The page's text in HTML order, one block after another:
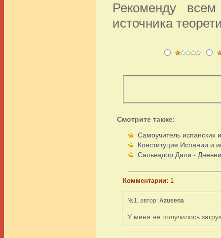
Рекоменду
источника
Смотрите также:
Самоучитель испанских
Конституция Испании и
Сальвадор Дали -
Комментарии: 1
№1, автор: Azusena
У меня не получилось